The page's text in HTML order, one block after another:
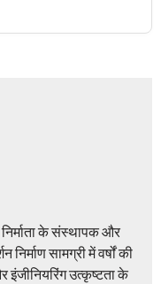
के संस्थापक और
सामग्री में वर्षों की
इंजीनियरिंग उत्कृष्टता के